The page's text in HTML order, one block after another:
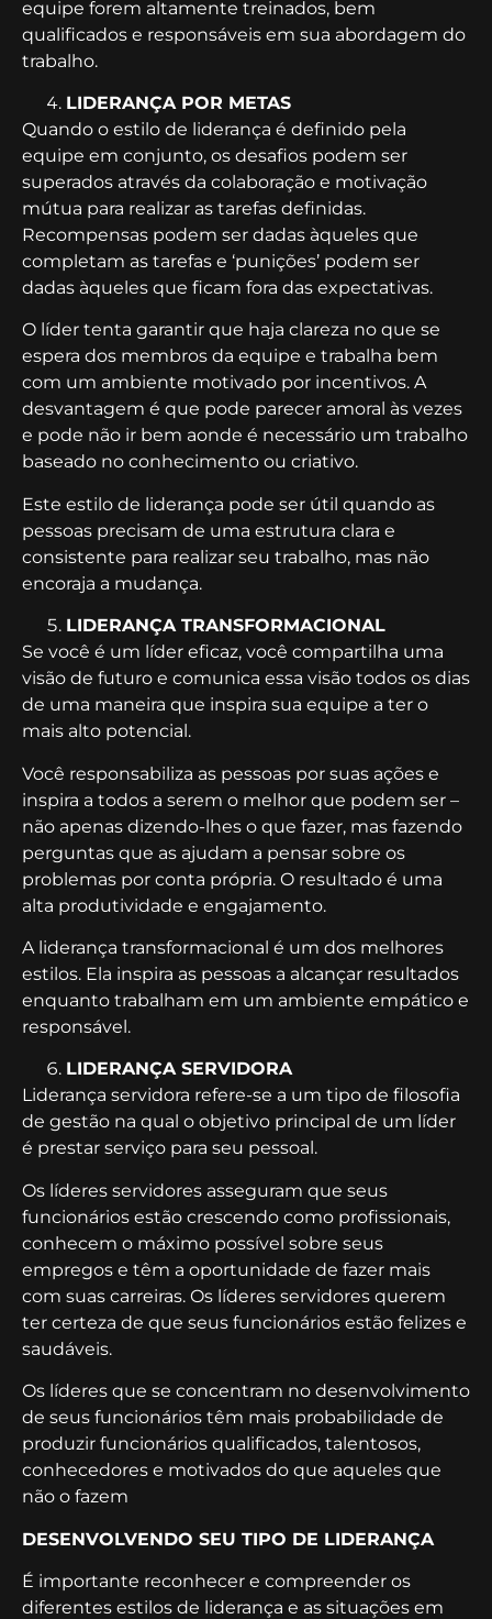
equipe forem altamente treinados, bem
qualificados e responsáveis em sua abordagem do
trabalho.
LIDERANÇA POR METAS
Quando o estilo de liderança é definido pela
equipe em conjunto, os desafios podem ser
superados através da colaboração e motivação
mútua para realizar as tarefas definidas.
Recompensas podem ser dadas àqueles que
completam as tarefas e ‘punições’ podem ser
dadas àqueles que ficam fora das expectativas.
O líder tenta garantir que haja clareza no que se
espera dos membros da equipe e trabalha bem
com um ambiente motivado por incentivos. A
desvantagem é que pode parecer amoral às vezes
e pode não ir bem aonde é necessário um trabalho
baseado no conhecimento ou criativo.
Este estilo de liderança pode ser útil quando as
pessoas precisam de uma estrutura clara e
consistente para realizar seu trabalho, mas não
encoraja a mudança.
LIDERANÇA TRANSFORMACIONAL
Se você é um líder eficaz, você compartilha uma
visão de futuro e comunica essa visão todos os dias
de uma maneira que inspira sua equipe a ter o
mais alto potencial.
Você responsabiliza as pessoas por suas ações e
inspira a todos a serem o melhor que podem ser –
não apenas dizendo-lhes o que fazer, mas fazendo
perguntas que as ajudam a pensar sobre os
problemas por conta própria. O resultado é uma
alta produtividade e engajamento.
A liderança transformacional é um dos melhores
estilos. Ela inspira as pessoas a alcançar resultados
enquanto trabalham em um ambiente empático e
responsável.
LIDERANÇA SERVIDORA
Liderança servidora refere-se a um tipo de filosofia
de gestão na qual o objetivo principal de um líder
é prestar serviço para seu pessoal.
Os líderes servidores asseguram que seus
funcionários estão crescendo como profissionais,
conhecem o máximo possível sobre seus
empregos e têm a oportunidade de fazer mais
com suas carreiras. Os líderes servidores querem
ter certeza de que seus funcionários estão felizes e
saudáveis.
Os líderes que se concentram no desenvolvimento
de seus funcionários têm mais probabilidade de
produzir funcionários qualificados, talentosos,
conhecedores e motivados do que aqueles que
não o fazem
DESENVOLVENDO SEU TIPO DE LIDERANÇA
É importante reconhecer e compreender os
diferentes estilos de liderança e as situações em